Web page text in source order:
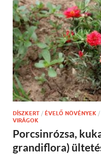
DÍSZKERT / ÉVELŐ NÖVÉNYEK /
VIRÁGOK
Porcsinrózsa,
grandiflora)